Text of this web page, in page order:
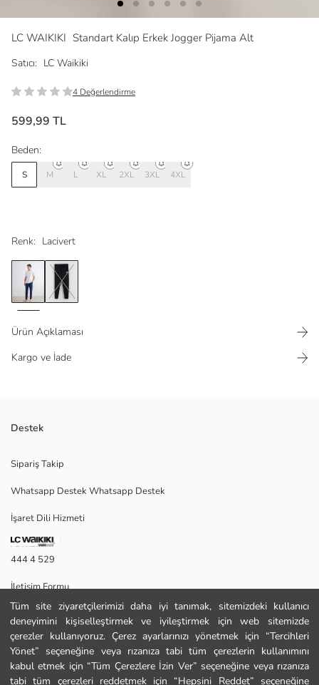
Tüm site ziyaretçilerimizi daha iyi tanımak, sitemizdeki kullanıcı
deneyimini kişiselleştirmek ve iyileştirmek için web sitemizde
çerezler kullanıyoruz. Çerez ayarlarınızı yönetmek için “Tercihleri
Yönet” seçeneğine veya rızanıza tabi tüm çerezlerin kullanımını
kabul etmek için “Tüm Çerezlere İzin Ver” seçeneğine veya rızanıza
tabi tüm çerezleri reddetmek için “Hepsini Reddet” seçeneğine
LC WAIKIKI Standart Kalıp Erkek Jogger Pijama Alt
Satıcı: LC Waikiki
4 Değerlendirme
599,99 TL
Renk: Lacivert
Beden:
S M L XL 2XL 3XL 4XL
Ürün Açıklaması
Kargo ve İade
Paçaları ribanalıdır ve baskı detayı bulunur.
Ana Kumaş:
Menşei:
Satıcı:
Cinsiyet:
Kalıp:
Kumaş:
Destek
Sipariş Takip
Whatsapp Destek Whatsapp Destek
İşaret Dili Hizmeti
444 4 529
İletişim Formu
444 4 529
Yardım